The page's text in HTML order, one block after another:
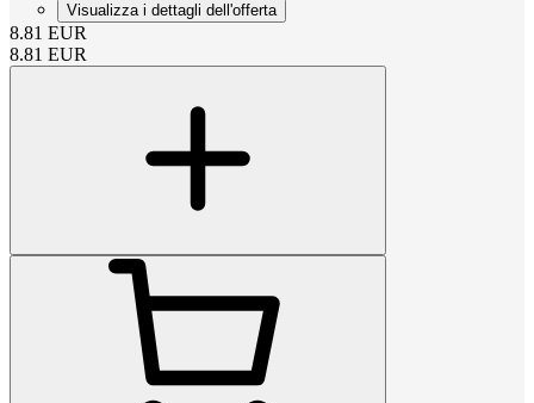
Visualizza i dettagli dell'offerta
8.81 EUR
8.81 EUR